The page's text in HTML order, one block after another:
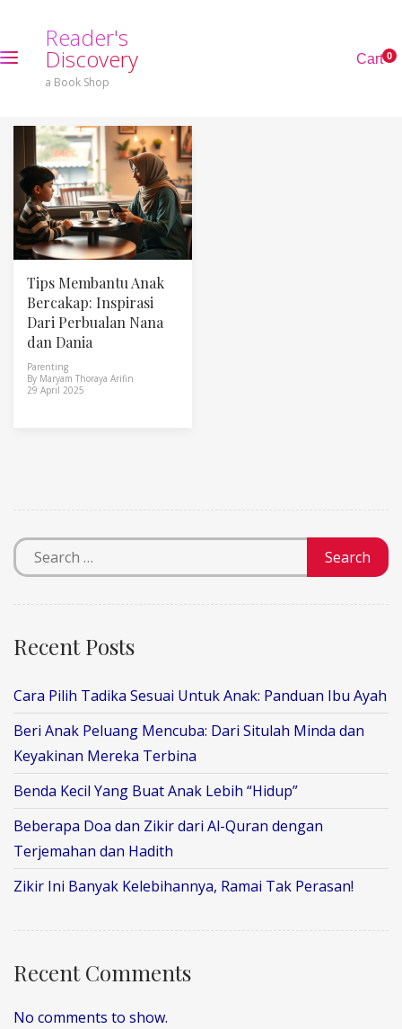
Reader's
Discovery
a Book Shop
Cart 0
Tips Membantu Anak
Bercakap: Inspirasi
Dari Perbualan Nana
dan Dania
Parenting
By Maryam Thoraya Arifin
29 April 2025
Recent Posts
Cara Pilih Tadika Sesuai Untuk Anak: Panduan Ibu Ayah
Beri Anak Peluang Mencuba: Dari Situlah Minda dan
Keyakinan Mereka Terbina
Benda Kecil Yang Buat Anak Lebih “Hidup”
Beberapa Doa dan Zikir dari Al-Quran dengan
Terjemahan dan Hadith
Zikir Ini Banyak Kelebihannya, Ramai Tak Perasan!
Recent Comments
No comments to show.